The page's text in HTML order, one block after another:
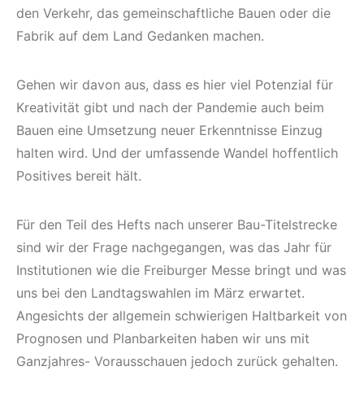
den Verkehr, das gemeinschaftliche Bauen oder die
Fabrik auf dem Land Gedanken machen.
Gehen wir davon aus, dass es hier viel Potenzial für
Kreativität gibt und nach der Pandemie auch beim
Bauen eine Umsetzung neuer Erkenntnisse Einzug
halten wird. Und der umfassende Wandel hoffentlich
Positives bereit hält.
Für den Teil des Hefts nach unserer Bau-Titelstrecke
sind wir der Frage nachgegangen, was das Jahr für
Institutionen wie die Freiburger Messe bringt und was
uns bei den Landtagswahlen im März erwartet.
Angesichts der allgemein schwierigen Haltbarkeit von
Prognosen und Planbarkeiten haben wir uns mit
Ganzjahres- Vorausschauen jedoch zurück gehalten.